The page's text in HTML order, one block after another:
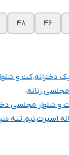
۴۶ ۴۸
دخترانه،کت و
زنانه،
و شلوار مجلسی
اسپرت،نیم تنه